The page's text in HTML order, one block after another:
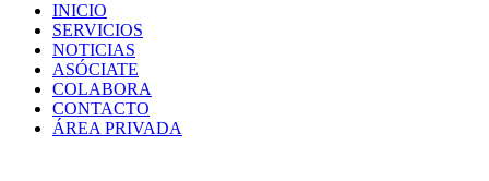
INICIO
SERVICIOS
NOTICIAS
ASÓCIATE
COLABORA
CONTACTO
ÁREA PRIVADA